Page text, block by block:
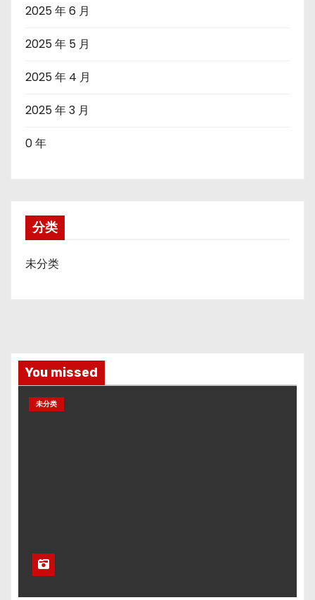
2025 年 6 月
2025 年 5 月
2025 年 4 月
2025 年 3 月
0 年
分类
未分类
You missed
未分类